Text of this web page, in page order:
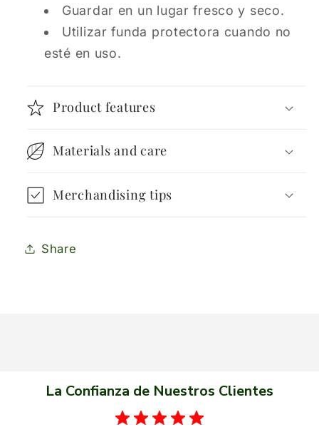
Guardar en un lugar fresco y seco.
Utilizar funda protectora cuando no
esté en uso.
Product features
Materials and care
Merchandising tips
Share
La Confianza de Nuestros Clientes